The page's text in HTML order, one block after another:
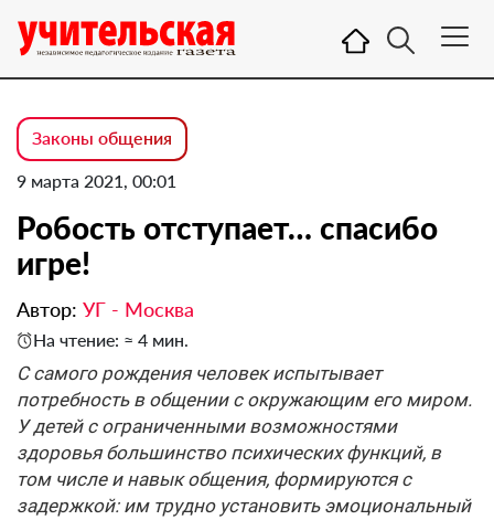
Законы общения
9 марта 2021, 00:01
Робость отступает… спасибо
игре!
Автор: УГ - Москва
На чтение: ≈ 4 мин.
С самого рождения человек испытывает
потребность в общении с окружающим его миром.
У детей с ограниченными возможностями
здоровья большинство психических функций, в
том числе и навык общения, формируются с
задержкой: им трудно установить эмоциональный